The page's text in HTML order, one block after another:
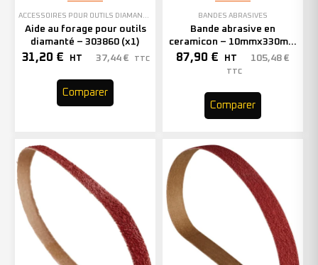
ACCESSOIRES POUR OUTILS DIAMANTÉS
Aide au forage pour outils
diamanté – 303860 (x1)
31,20 € HT 37,44 € TTC
Comparer
BANDES ABRASIVES
Bande abrasive en
ceramicon – 10mmx330mm
– Grain 40 – 333001 (x50)
87,90 € HT 105,48 €
TTC
Comparer